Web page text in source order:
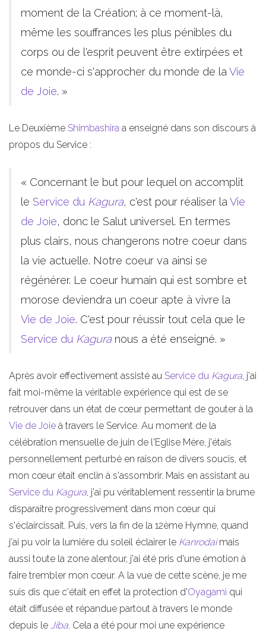
moment de la Création; à ce moment-là,
même les souffrances les plus pénibles du
corps ou de l'esprit peuvent être extirpées et
ce monde-ci s'approcher du monde de la Vie
de Joie. »
Le Deuxième Shimbashira a enseigné dans son discours à
propos du Service :
« Concernant le but pour lequel on accomplit
le Service du Kagura, c'est pour réaliser la Vie
de Joie, donc le Salut universel. En termes
plus clairs, nous changerons notre coeur dans
la vie actuelle. Notre coeur va ainsi se
régénérer. Le coeur humain qui est sombre et
morose deviendra un coeur apte à vivre la
Vie de Joie. C'est pour réussir tout cela que le
Service du Kagura nous a été enseigné. »
Après avoir effectivement assisté au Service du Kagura, j'ai
fait moi-même la véritable expérience qui est de se
retrouver dans un état de cœur permettant de gouter à la
Vie de Joie à travers le Service. Au moment de la
célébration mensuelle de juin de l'Eglise Mère, j'étais
personnellement perturbé en raison de divers soucis, et
mon cœur était enclin à s'assombrir. Mais en assistant au
Service du Kagura, j'ai pu véritablement ressentir la brume
disparaître progressivement dans mon cœur qui
s'éclaircissait. Puis, vers la fin de la 12ème Hymne, quand
j'ai pu voir la lumière du soleil éclairer le Kanrodaimais
aussi toute la zone alentour, j'ai été pris d'une émotion à
faire trembler mon cœur. A la vue de cette scène, je me
suis dis que c'était en effet la protection d'Oyagami qui
était diffusée et répandue partout à travers le monde
depuis le Jiba. Cela a été pour moi une expérience